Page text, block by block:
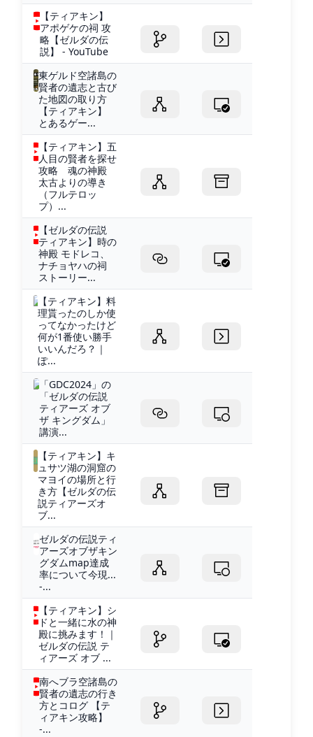
【ティアキン】
アポゲケの祠 攻
略【ゼルダの伝
説】 - YouTube
東ゲルド空諸島の
賢者の遺志と古び
た地図の取り方
【ティアキン】
とあるゲー...
【ティアキン】五
人目の賢者を探せ
攻略 魂の神殿
太古よりの導き
（フルテロッ
プ）...
【ゼルダの伝説
ティアキン】時の
神殿 モドレコ、
ナチョヤハの祠
ストーリー...
【ティアキン】料
理貰ったのしか使
ってなかったけど
何が1番使い勝手
いいんだろ？｜
ぽ...
「GDC2024」の
「ゼルダの伝説
ティアーズ オブ
ザ キングダム」
講演...
【ティアキン】キ
ュサツ湖の洞窟の
マヨイの場所と行
き方【ゼルダの伝
説ティアーズオ
ブ...
ゼルダの伝説ティ
アーズオブザキン
グダムmap達成
率について今現...
-...
【ティアキン】シ
ドと一緒に水の神
殿に挑みます！｜
ゼルダの伝説 テ
ィアーズ オブ ...
南へブラ空諸島の
賢者の遺志の行き
方とコログ 【テ
ィアキン攻略】
-...